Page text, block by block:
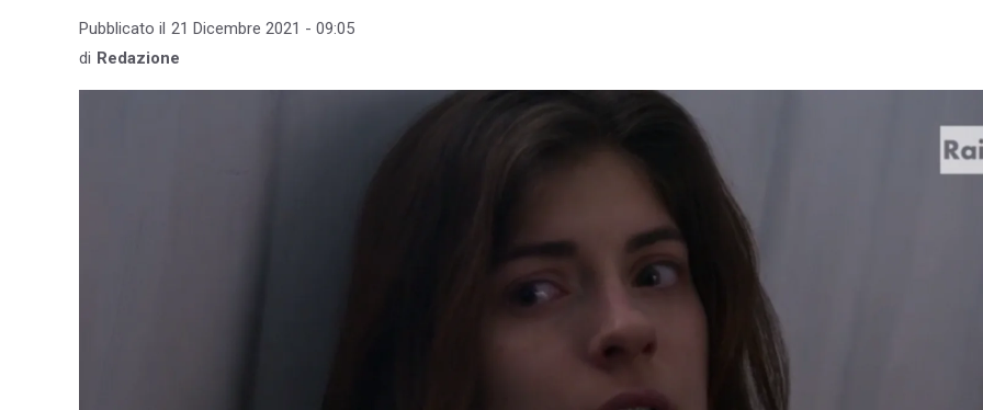
Pubblicato il 21 Dicembre 2021 - 09:05
di Redazione